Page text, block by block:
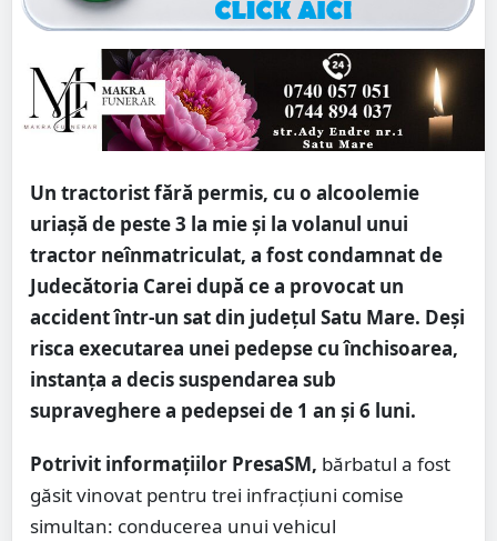
Un tractorist fără permis, cu o alcoolemie
uriașă de peste 3 la mie și la volanul unui
tractor neînmatriculat, a fost condamnat de
Judecătoria Carei după ce a provocat un
accident într-un sat din județul Satu Mare. Deși
risca executarea unei pedepse cu închisoarea,
instanța a decis suspendarea sub
supraveghere a pedepsei de 1 an și 6 luni.
Potrivit informațiilor PresaSM, bărbatul a fost
găsit vinovat pentru trei infracțiuni comise
simultan: conducerea unui vehicul